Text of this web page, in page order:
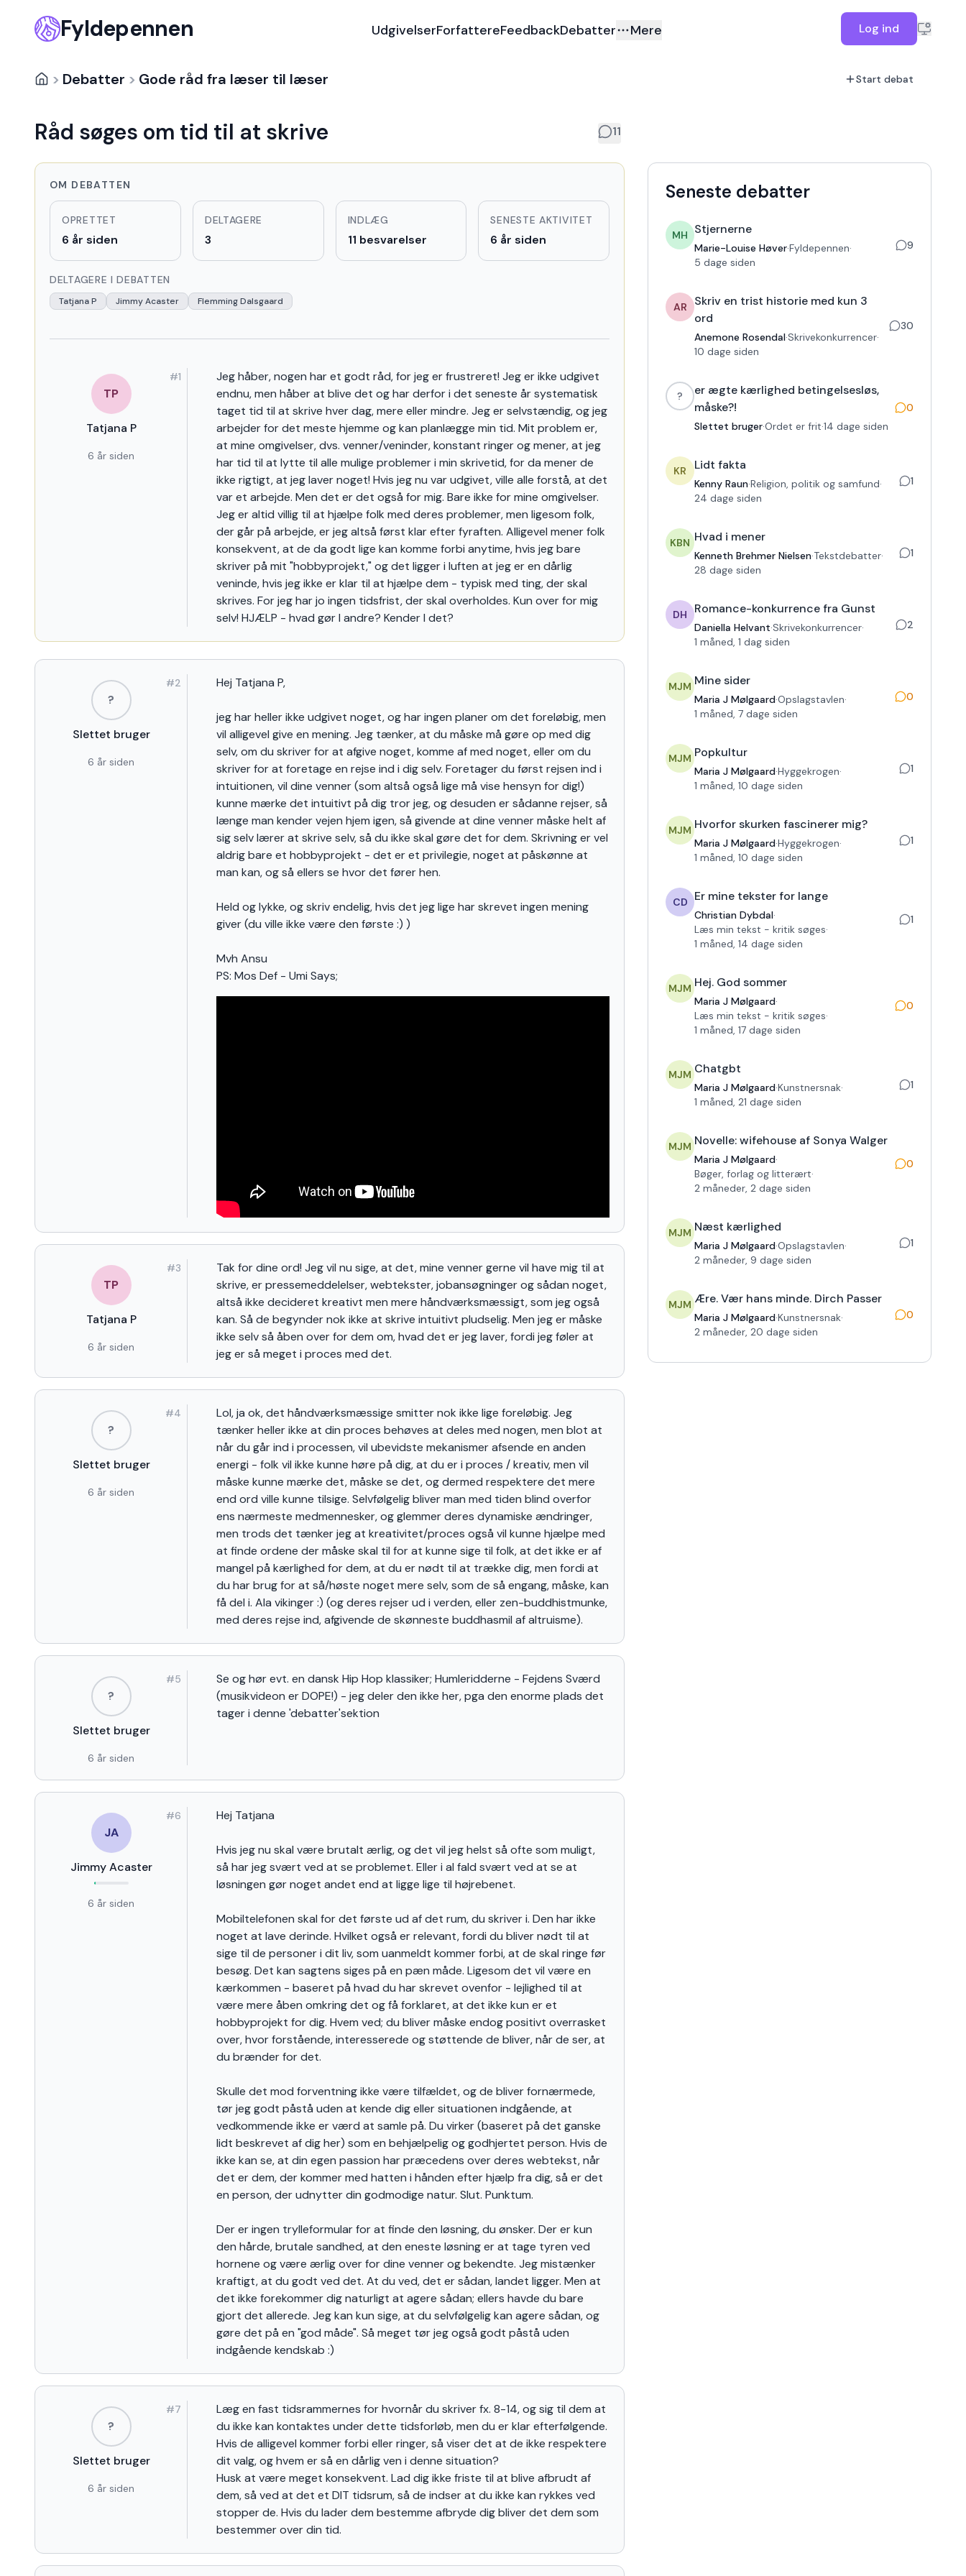
Fyldepennen UdgivelserForfattereFeedbackDebatter Mere Log ind
> Debatter > Gode råd fra læser til læser Start debat
Råd søges om tid til at skrive 11
OM DEBATTEN
OPRETTET
6 år siden
DELTAGERE
3
INDLÆG
11 besvarelser
SENESTE AKTIVITET
6 år siden
DELTAGERE I DEBATTEN
Tatjana P Jimmy Acaster Flemming Dalsgaard
#1
TP
Tatjana P
6 år siden
Råd søges om tid til at skrive
Jeg håber, nogen har et godt råd, for jeg er frustreret! Jeg er ikke udgivet
endnu, men håber at blive det og har derfor i det seneste år systematisk
taget tid til at skrive hver dag, mere eller mindre. Jeg er selvstændig, og jeg
arbejder for det meste hjemme og kan planlægge min tid. Mit problem er,
at mine omgivelser, dvs. venner/veninder, konstant ringer og mener, at jeg
har tid til at lytte til alle mulige problemer i min skrivetid, for da mener de
ikke rigtigt, at jeg laver noget! Hvis jeg nu var udgivet, ville alle forstå, at det
var et arbejde. Men det er det også for mig. Bare ikke for mine omgivelser.
Jeg er altid villig til at hjælpe folk med deres problemer, men ligesom folk,
der går på arbejde, er jeg altså først klar efter fyraften. Alligevel mener folk
konsekvent, at de da godt lige kan komme forbi anytime, hvis jeg bare
skriver på mit "hobbyprojekt," og det ligger i luften at jeg er en dårlig
veninde, hvis jeg ikke er klar til at hjælpe dem - typisk med ting, der skal
skrives. For jeg har jo ingen tidsfrist, der skal overholdes. Kun over for mig
selv! HJÆLP - hvad gør I andre? Kender I det?
#2
?
Slettet bruger
6 år siden
Hej Tatjana P,
jeg har heller ikke udgivet noget, og har ingen planer om det foreløbig, men
vil alligevel give en mening. Jeg tænker, at du måske må gøre op med dig
selv, om du skriver for at afgive noget, komme af med noget, eller om du
skriver for at foretage en rejse ind i dig selv. Foretager du først rejsen ind i
intuitionen, vil dine venner (som altså også lige må vise hensyn for dig!)
kunne mærke det intuitivt på dig tror jeg, og desuden er sådanne rejser, så
længe man kender vejen hjem igen, så givende at dine venner måske helt af
sig selv lærer at skrive selv, så du ikke skal gøre det for dem. Skrivning er vel
aldrig bare et hobbyprojekt - det er et privilegie, noget at påskønne at
man kan, og så ellers se hvor det fører hen.
Held og lykke, og skriv endelig, hvis det jeg lige har skrevet ingen mening
giver (du ville ikke være den første :) )
Mvh Ansu
PS: Mos Def - Umi Says;
#3
TP
Tatjana P
6 år siden
Tak for dine ord! Jeg vil nu sige, at det, mine venner gerne vil have mig til at
skrive, er pressemeddelelser, webtekster, jobansøgninger og sådan noget,
altså ikke decideret kreativt men mere håndværksmæssigt, som jeg også
kan. Så de begynder nok ikke at skrive intuitivt pludselig. Men jeg er måske
ikke selv så åben over for dem om, hvad det er jeg laver, fordi jeg føler at
jeg er så meget i proces med det.
#4
?
Slettet bruger
6 år siden
Lol, ja ok, det håndværksmæssige smitter nok ikke lige foreløbig. Jeg
tænker heller ikke at din proces behøves at deles med nogen, men blot at
når du går ind i processen, vil ubevidste mekanismer afsende en anden
energi - folk vil ikke kunne høre på dig, at du er i proces / kreativ, men vil
måske kunne mærke det, måske se det, og dermed respektere det mere
end ord ville kunne tilsige. Selvfølgelig bliver man med tiden blind overfor
ens nærmeste medmennesker, og glemmer deres dynamiske ændringer,
men trods det tænker jeg at kreativitet/proces også vil kunne hjælpe med
at finde ordene der måske skal til for at kunne sige til folk, at det ikke er af
mangel på kærlighed for dem, at du er nødt til at trække dig, men fordi at
du har brug for at så/høste noget mere selv, som de så engang, måske, kan
få del i. Ala vikinger :) (og deres rejser ud i verden, eller zen-buddhistmunke,
med deres rejse ind, afgivende de skønneste buddhasmil af altruisme).
#5
?
Slettet bruger
6 år siden
Se og hør evt. en dansk Hip Hop klassiker; Humleridderne - Fejdens Sværd
(musikvideon er DOPE!) - jeg deler den ikke her, pga den enorme plads det
tager i denne 'debatter'sektion
#6
JA
Jimmy Acaster
6 år siden
Hej Tatjana
Hvis jeg nu skal være brutalt ærlig, og det vil jeg helst så ofte som muligt,
så har jeg svært ved at se problemet. Eller i al fald svært ved at se at
løsningen gør noget andet end at ligge lige til højrebenet.
Mobiltelefonen skal for det første ud af det rum, du skriver i. Den har ikke
noget at lave derinde. Hvilket også er relevant, fordi du bliver nødt til at
sige til de personer i dit liv, som uanmeldt kommer forbi, at de skal ringe før
besøg. Det kan sagtens siges på en pæn måde. Ligesom det vil være en
kærkommen - baseret på hvad du har skrevet ovenfor - lejlighed til at
være mere åben omkring det og få forklaret, at det ikke kun er et
hobbyprojekt for dig. Hvem ved; du bliver måske endog positivt overrasket
over, hvor forstående, interesserede og støttende de bliver, når de ser, at
du brænder for det.
Skulle det mod forventning ikke være tilfældet, og de bliver fornærmede,
tør jeg godt påstå uden at kende dig eller situationen indgående, at
vedkommende ikke er værd at samle på. Du virker (baseret på det ganske
lidt beskrevet af dig her) som en behjælpelig og godhjertet person. Hvis de
ikke kan se, at din egen passion har præcedens over deres webtekst, når
det er dem, der kommer med hatten i hånden efter hjælp fra dig, så er det
en person, der udnytter din godmodige natur. Slut. Punktum.
Der er ingen trylleformular for at finde den løsning, du ønsker. Der er kun
den hårde, brutale sandhed, at den eneste løsning er at tage tyren ved
hornene og være ærlig over for dine venner og bekendte. Jeg mistænker
kraftigt, at du godt ved det. At du ved, det er sådan, landet ligger. Men at
det ikke forekommer dig naturligt at agere sådan; ellers havde du bare
gjort det allerede. Jeg kan kun sige, at du selvfølgelig kan agere sådan, og
gøre det på en "god måde". Så meget tør jeg også godt påstå uden
indgående kendskab :)
#7
?
Slettet bruger
6 år siden
Læg en fast tidsrammernes for hvornår du skriver fx. 8-14, og sig til dem at
du ikke kan kontaktes under dette tidsforløb, men du er klar efterfølgende.
Hvis de alligevel kommer forbi eller ringer, så viser det at de ikke respektere
dit valg, og hvem er så en dårlig ven i denne situation?
Husk at være meget konsekvent. Lad dig ikke friste til at blive afbrudt af
dem, så ved at det et DIT tidsrum, så de indser at du ikke kan rykkes ved
stopper de. Hvis du lader dem bestemme afbryde dig bliver det dem som
bestemmer over din tid.
Seneste debatter
MH Stjernerne
Marie-Louise Høver·Fyldepennen·
5 dage siden
9
AR
Skriv en trist historie med kun 3
ord
Anemone Rosendal·Skrivekonkurrencer·
10 dage siden
30
?
er ægte kærlighed betingelsesløs,
måske?!
Slettet bruger·Ordet er frit·14 dage siden
0
KR Lidt fakta
Kenny Raun·Religion, politik og samfund·
24 dage siden
1
KBN Hvad i mener
Kenneth Brehmer Nielsen·Tekstdebatter·
28 dage siden
1
DH Romance-konkurrence fra Gunst
Daniella Helvant·Skrivekonkurrencer·
1 måned, 1 dag siden
2
MJM Mine sider
Maria J Mølgaard·Opslagstavlen·
1 måned, 7 dage siden
0
MJM Popkultur
Maria J Mølgaard·Hyggekrogen·
1 måned, 10 dage siden
1
MJM Hvorfor skurken fascinerer mig?
Maria J Mølgaard·Hyggekrogen·
1 måned, 10 dage siden
1
CD Er mine tekster for lange
Christian Dybdal·
Læs min tekst - kritik søges·
1 måned, 14 dage siden
1
MJM Hej. God sommer
Maria J Mølgaard·
Læs min tekst - kritik søges·
1 måned, 17 dage siden
0
MJM Chatgbt
Maria J Mølgaard·Kunstnersnak·
1 måned, 21 dage siden
1
MJM Novelle: wifehouse af Sonya Walger
Maria J Mølgaard·
Bøger, forlag og litterært·
2 måneder, 2 dage siden
0
MJM Næst kærlighed
Maria J Mølgaard·Opslagstavlen·
2 måneder, 9 dage siden
1
MJM Ære. Vær hans minde. Dirch Passer
Maria J Mølgaard·Kunstnersnak·
2 måneder, 20 dage siden
0